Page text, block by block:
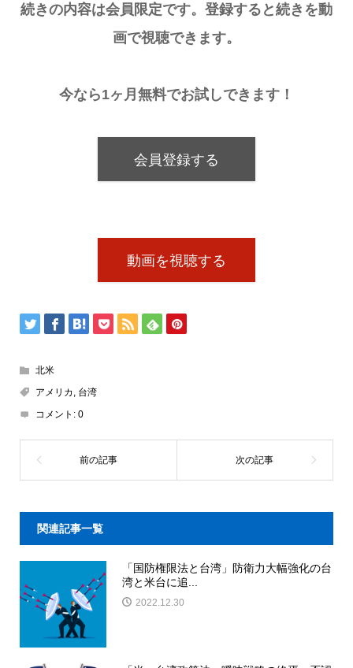
続きの内容は会員限定です。登録すると続きを動
画で視聴できます。
今なら1ヶ月無料でお試しできます！
会員登録する
動画を視聴する
北米
アメリカ
台湾
コメント: 0
関連記事一覧
「国防権限法と台湾」防衛力大幅強化の台
湾と米台に追...
2022.12.30